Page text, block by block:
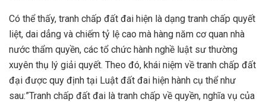
Có thể thấy, tranh chấp đất đai hiện là dạng tranh chấp quyết
liệt, dai dẳng và chiếm tỷ lệ cao mà hàng năm cơ quan nhà
nước thẩm quyền, các tổ chức hành nghề luật sư thường
xuyên thụ lý giải quyết. Theo đó, khái niệm về tranh chấp đất
đại được quy định tại Luật đất đai hiện hành cụ thể như
sau:”Tranh chấp đất đai là tranh chấp về quyền, nghĩa vụ của